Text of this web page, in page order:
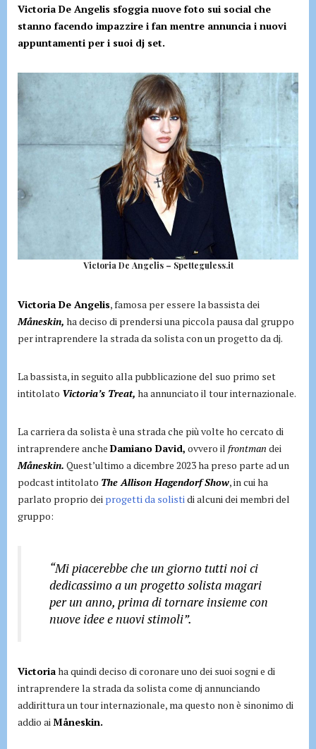
Victoria De Angelis sfoggia nuove foto sui social che
stanno facendo impazzire i fan mentre annuncia i nuovi
appuntamenti per i suoi dj set.
Victoria De Angelis – Spetteguless.it
Victoria De Angelis, famosa per essere la bassista dei
Måneskin, ha deciso di prendersi una piccola pausa dal gruppo
per intraprendere la strada da solista con un progetto da dj.
La bassista, in seguito alla pubblicazione del suo primo set
intitolato Victoria’s Treat, ha annunciato il tour internazionale.
La carriera da solista è una strada che più volte ho cercato di
intraprendere anche Damiano David, ovvero il frontman dei
Måneskin. Quest’ultimo a dicembre 2023 ha preso parte ad un
podcast intitolato The Allison Hagendorf Show, in cui ha
parlato proprio dei progetti da solistidi alcuni dei membri del
gruppo:
“Mi piacerebbe che un giorno tutti noi ci
dedicassimo a un progetto solista magari
per un anno, prima di tornare insieme con
nuove idee e nuovi stimoli”.
Victoriaha quindi deciso di coronare uno dei suoi sogni e di
intraprendere la strada da solista come dj annunciando
addirittura un tour internazionale, ma questo non è sinonimo di
addio aiMåneskin.